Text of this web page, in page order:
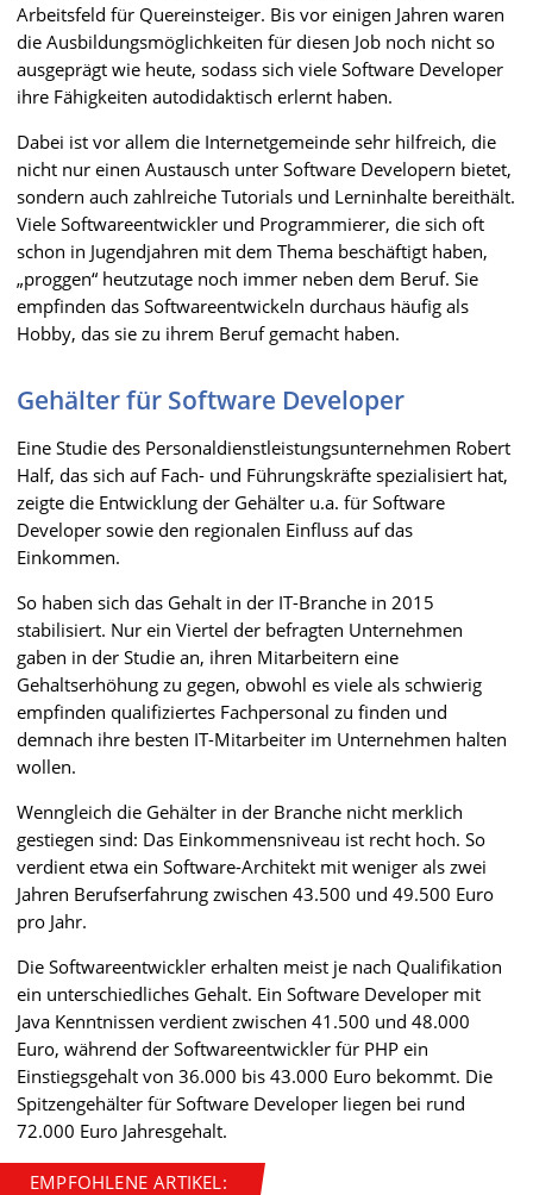
Arbeitsfeld für Quereinsteiger. Bis vor einigen Jahren waren
die Ausbildungsmöglichkeiten für diesen Job noch nicht so
ausgeprägt wie heute, sodass sich viele Software Developer
ihre Fähigkeiten autodidaktisch erlernt haben.
Dabei ist vor allem die Internetgemeinde sehr hilfreich, die
nicht nur einen Austausch unter Software Developern bietet,
sondern auch zahlreiche Tutorials und Lerninhalte bereithält.
Viele Softwareentwickler und Programmierer, die sich oft
schon in Jugendjahren mit dem Thema beschäftigt haben,
„proggen“ heutzutage noch immer neben dem Beruf. Sie
empfinden das Softwareentwickeln durchaus häufig als
Hobby, das sie zu ihrem Beruf gemacht haben.
Gehälter für Software Developer
Eine Studie des Personaldienstleistungsunternehmen Robert
Half, das sich auf Fach- und Führungskräfte spezialisiert hat,
zeigte die Entwicklung der Gehälter u.a. für Software
Developer sowie den regionalen Einfluss auf das
Einkommen.
So haben sich das Gehalt in der IT-Branche in 2015
stabilisiert. Nur ein Viertel der befragten Unternehmen
gaben in der Studie an, ihren Mitarbeitern eine
Gehaltserhöhung zu gegen, obwohl es viele als schwierig
empfinden qualifiziertes Fachpersonal zu finden und
demnach ihre besten IT-Mitarbeiter im Unternehmen halten
wollen.
Wenngleich die Gehälter in der Branche nicht merklich
gestiegen sind: Das Einkommensniveau ist recht hoch. So
verdient etwa ein Software-Architekt mit weniger als zwei
Jahren Berufserfahrung zwischen 43.500 und 49.500 Euro
pro Jahr.
Die Softwareentwickler erhalten meist je nach Qualifikation
ein unterschiedliches Gehalt. Ein Software Developer mit
Java Kenntnissen verdient zwischen 41.500 und 48.000
Euro, während der Softwareentwickler für PHP ein
Einstiegsgehalt von 36.000 bis 43.000 Euro bekommt. Die
Spitzengehälter für Software Developer liegen bei rund
72.000 Euro Jahresgehalt.
EMPFOHLENE ARTIKEL: